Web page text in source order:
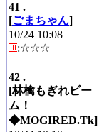
41 .
[ごまちゃん]
10/24 10:08
:☆☆☆
42 .
[林檎もぎれビー
ム！
◆MOGIRED.Tk]